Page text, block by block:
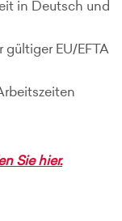
in Deutsch und
gültiger EU/EFTA
Sie hier.